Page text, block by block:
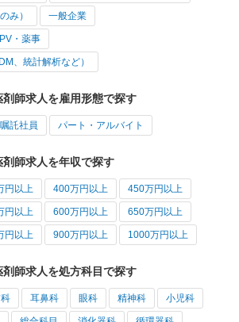
み） 一般企業
・薬事
、統計解析など）
師求人を雇用形態で探す
託社員 パート・アルバイト
師求人を年収で探す
円以上 400万円以上 450万円以上
円以上 600万円以上 650万円以上
円以上 900万円以上 1000万円以上
師求人を処方科目で探す
耳鼻科 眼科 精神科 小児科